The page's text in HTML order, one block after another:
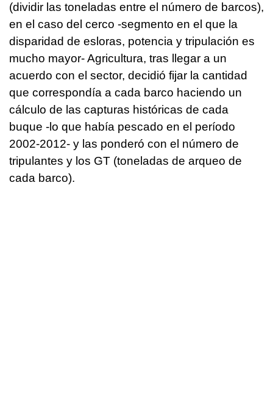
(dividir las toneladas entre el número de barcos),
en el caso del cerco -segmento en el que la
disparidad de esloras, potencia y tripulación es
mucho mayor- Agricultura, tras llegar a un
acuerdo con el sector, decidió fijar la cantidad
que correspondía a cada barco haciendo un
cálculo de las capturas históricas de cada
buque -lo que había pescado en el período
2002-2012- y las ponderó con el número de
tripulantes y los GT (toneladas de arqueo de
cada barco).